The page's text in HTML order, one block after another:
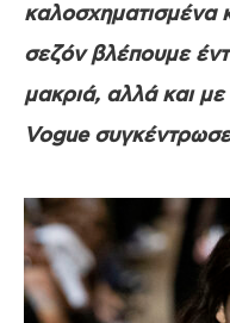
καλοσχηματισμένα
σεζόν βλέπουμε
μακριά, αλλά και
Vogue